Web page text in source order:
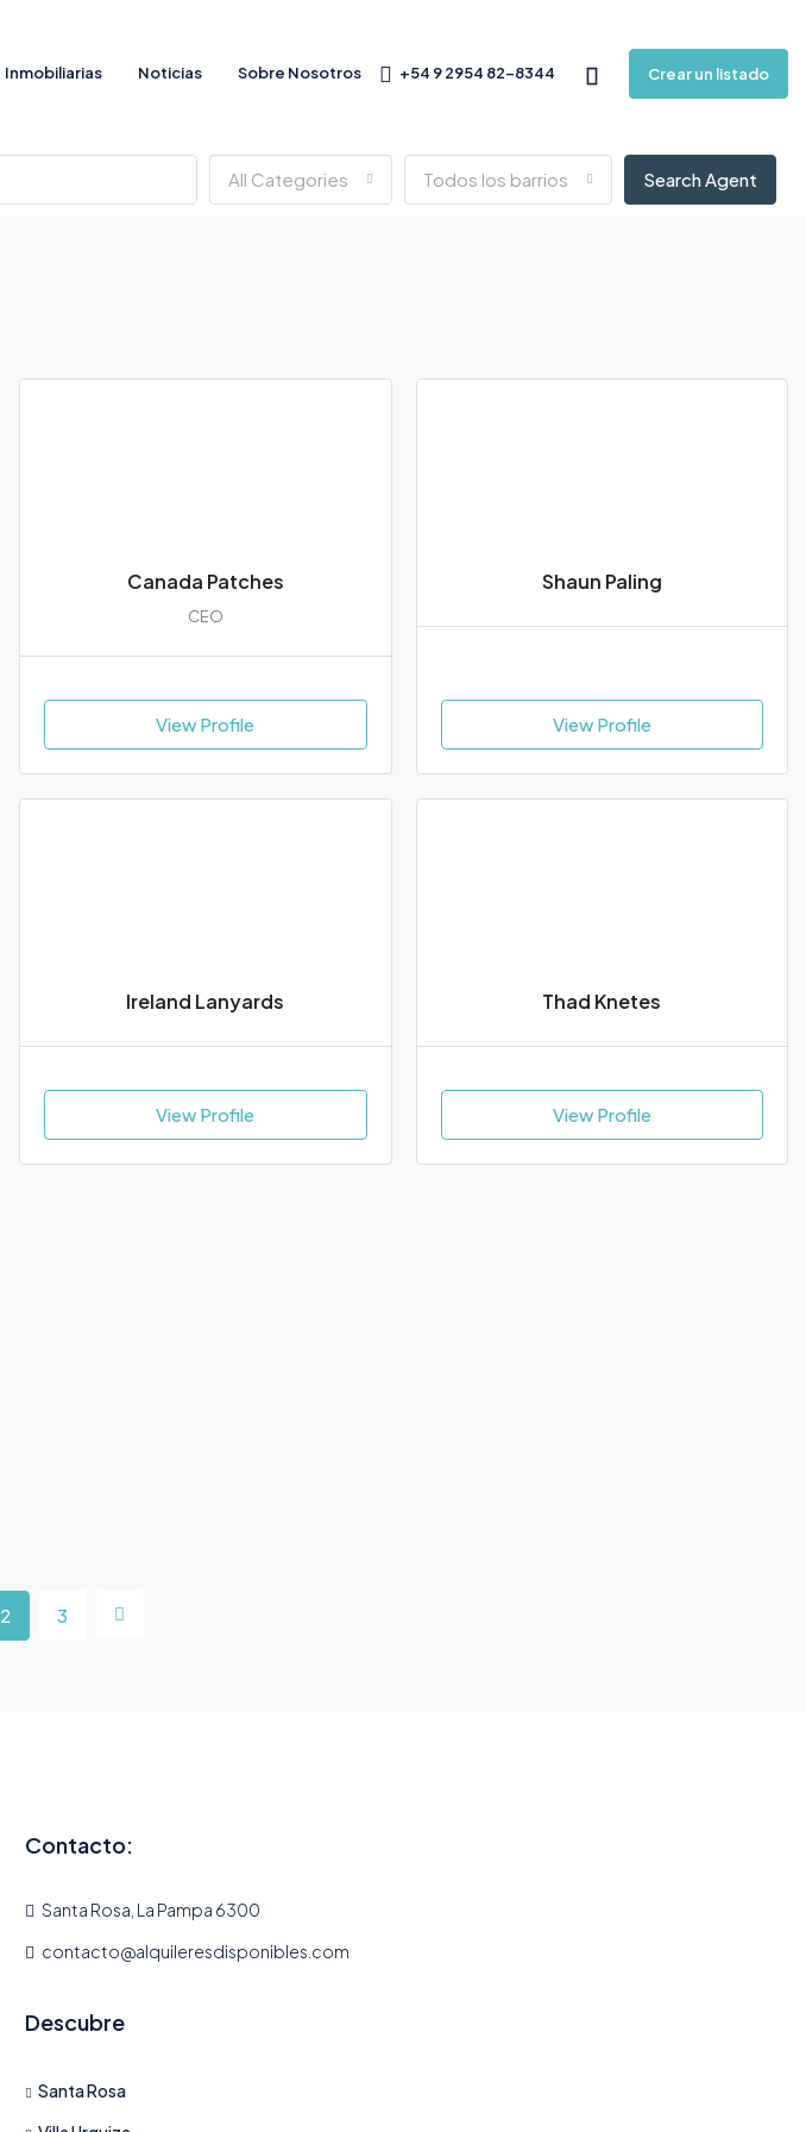
Inmobiliarias Noticias Sobre Nosotros +54 9 2954 82-8344 Crear un listado
All Categories Todos los barrios Search Agent
Canada Patches
CEO
View Profile
Shaun Paling
View Profile
Ireland Lanyards
View Profile
Thad Knetes
View Profile
2 3
Contacto:
Santa Rosa, La Pampa 6300
contacto@alquileresdisponibles.com
Descubre
Santa Rosa